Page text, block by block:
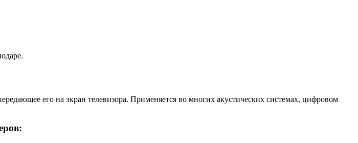
его на экран телевизора. Применяется во многих акустических системах, цифровом